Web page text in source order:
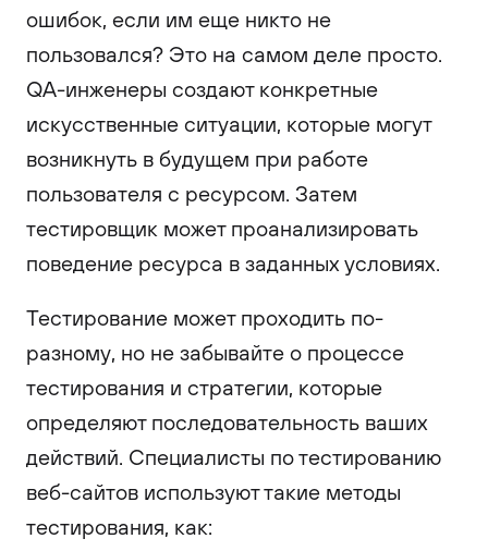
ошибок, если им еще никто не
пользовался? Это на самом деле просто.
QA-инженеры создают конкретные
искусственные ситуации, которые могут
возникнуть в будущем при работе
пользователя с ресурсом. Затем
тестировщик может проанализировать
поведение ресурса в заданных условиях.
Тестирование может проходить по-
разному, но не забывайте о процессе
тестирования и стратегии, которые
определяют последовательность ваших
действий. Специалисты по тестированию
веб-сайтов используют такие методы
тестирования, как: